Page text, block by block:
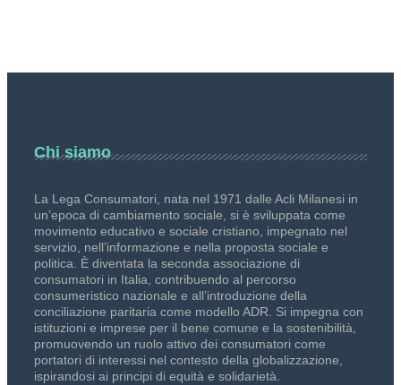
Chi siamo
La Lega Consumatori, nata nel 1971 dalle Acli Milanesi in
un’epoca di cambiamento sociale, si è sviluppata come
movimento educativo e sociale cristiano, impegnato nel
servizio, nell’informazione e nella proposta sociale e
politica. È diventata la seconda associazione di
consumatori in Italia, contribuendo al percorso
consumeristico nazionale e all’introduzione della
conciliazione paritaria come modello ADR. Si impegna con
istituzioni e imprese per il bene comune e la sostenibilità,
promuovendo un ruolo attivo dei consumatori come
portatori di interessi nel contesto della globalizzazione,
ispirandosi ai principi di equità e solidarietà.